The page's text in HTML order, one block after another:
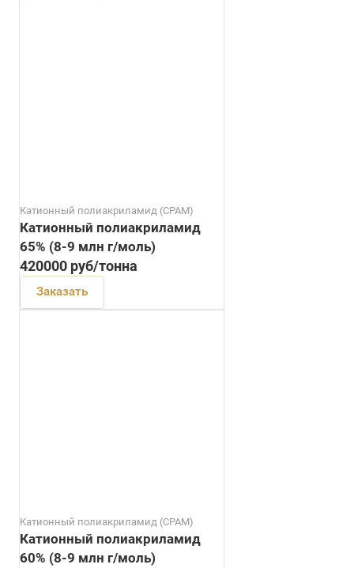
Катионный полиакриламид (CPAM)
Катионный полиакриламид
65% (8-9 млн г/моль)
420000 руб/тонна
Заказать
Катионный полиакриламид (CPAM)
Катионный полиакриламид
60% (8-9 млн г/моль)